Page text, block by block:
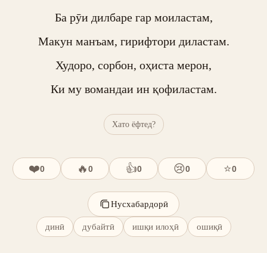
Ба рӯи дилбаре гар моиластам,
Макун манъам, гирифтори диластам.
Худоро, сорбон, оҳиста мерон,
Ки му вомандаи ин қофиластам.
Хато ёфтед?
❤️0 🔥0 👍0 😢0 ⭐0
Нусхабардорӣ
динӣ дубайтӣ ишқи илоҳӣ ошиқӣ